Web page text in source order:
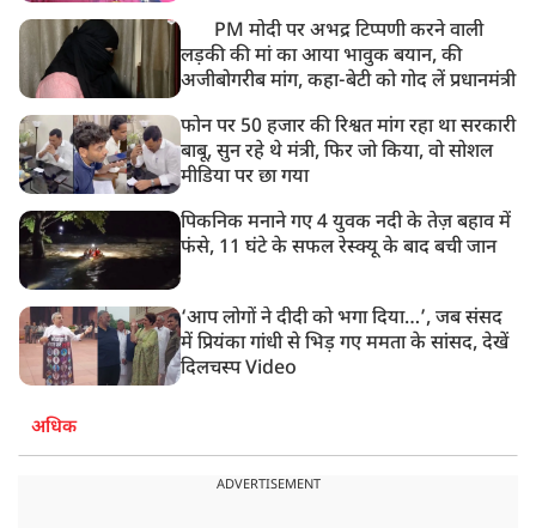
PM मोदी पर अभद्र टिप्पणी करने वाली
लड़की की मां का आया भावुक बयान, की
अजीबोगरीब मांग, कहा-बेटी को गोद लें प्रधानमंत्री
फोन पर 50 हजार की रिश्वत मांग रहा था सरकारी
बाबू, सुन रहे थे मंत्री, फिर जो किया, वो सोशल
मीडिया पर छा गया
पिकनिक मनाने गए 4 युवक नदी के तेज़ बहाव में
फंसे, 11 घंटे के सफल रेस्क्यू के बाद बची जान
‘आप लोगों ने दीदी को भगा दिया…’, जब संसद
में प्रियंका गांधी से भिड़ गए ममता के सांसद, देखें
दिलचस्प Video
अधिक
ADVERTISEMENT